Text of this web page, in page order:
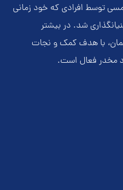
با ۱۳۳۲ هجري‌ شمسي توسط افرادي که خود زماني
شد. در بيشتر
با هدف کمک و نجات
مخدر فعال است.